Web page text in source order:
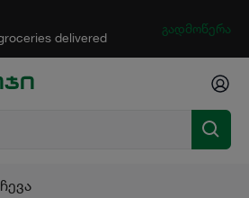
delivered
გადმოწერა